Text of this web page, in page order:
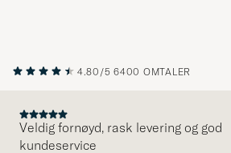
4.80/5 6400 OMTALER
Veldig fornøyd, rask levering og god
kundeservice